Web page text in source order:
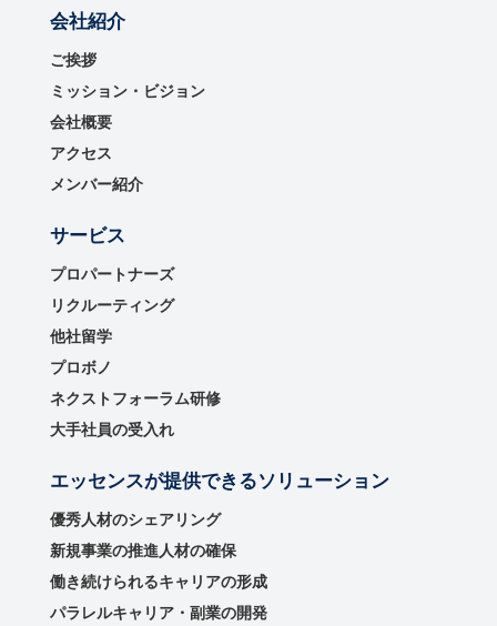
会社紹介
ご挨拶
ミッション・ビジョン
会社概要
アクセス
メンバー紹介
サービス
プロパートナーズ
リクルーティング
他社留学
プロボノ
ネクストフォーラム研修
大手社員の受入れ
エッセンスが提供できるソリューション
優秀⼈材のシェアリング
新規事業の推進⼈材の確保
働き続けられるキャリアの形成
パラレルキャリア・副業の開発